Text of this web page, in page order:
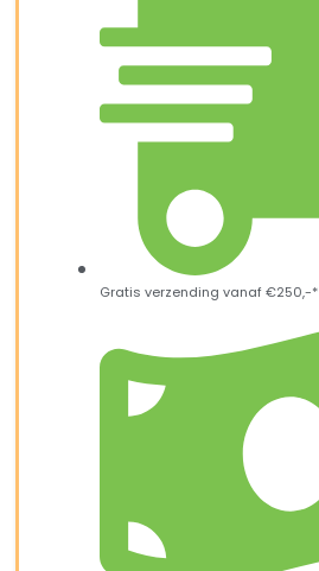
Gratis verzending vanaf €250,-*